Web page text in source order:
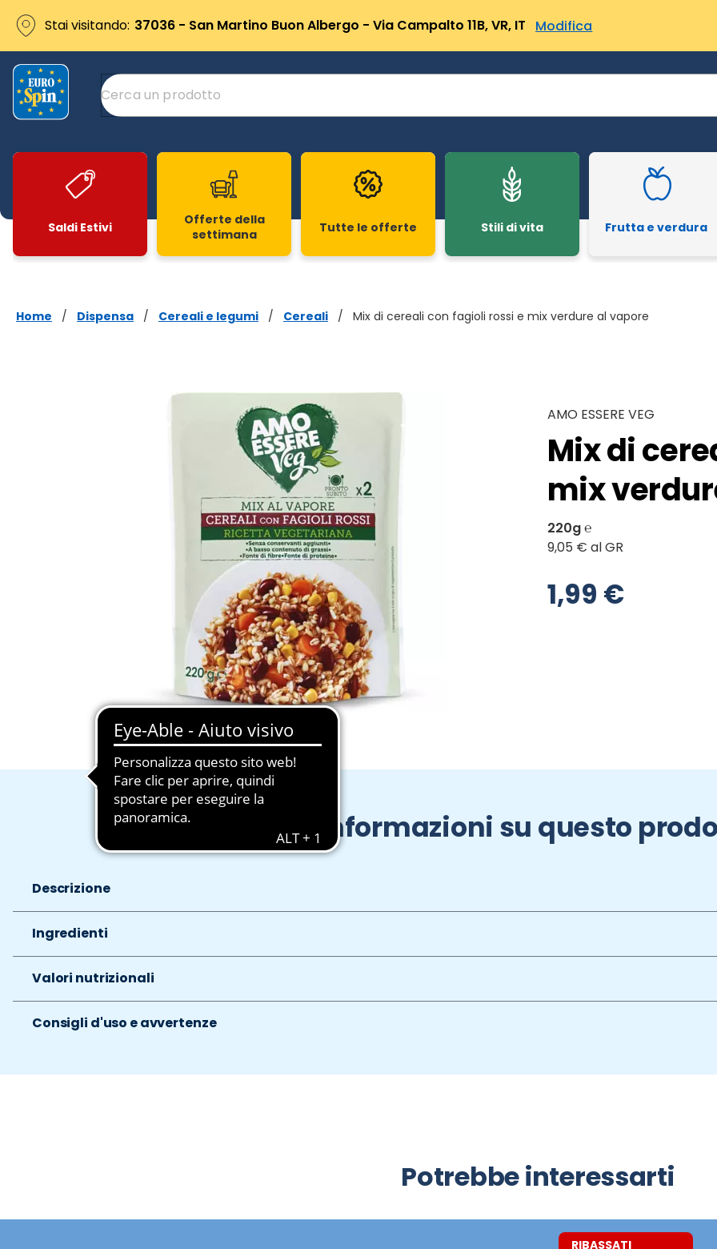
Stai visitando: 37036 - San Martino Buon Albergo - Via Campalto 11B, VR, IT Modifica
Saldi Estivi
Offerte della
settimana
Tutte le offerte Stili di vita Frutta e verdura
Home / Dispensa / Cereali e legumi / Cereali / Mix di cereali con fagioli rossi e mix verdure al vapore
AMO ESSERE VEG
Mix di
mix
220g ℮
9,05 € al GR
1,99 €
Informazioni su questo
Descrizione
Ingredienti
Valori nutrizionali
Consigli d'uso e avvertenze
Potrebbe interessarti
RIBASSATI